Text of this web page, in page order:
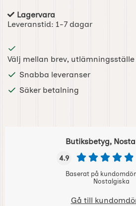
Tillgänglighet:
Lagervara
Leveranstid: 1-7 dagar
Välj mellan brev,
Snabba leveranser
Säker betalning
Butiksbetyg,
4.9
Baserat på
Nostalgiska
Gå till